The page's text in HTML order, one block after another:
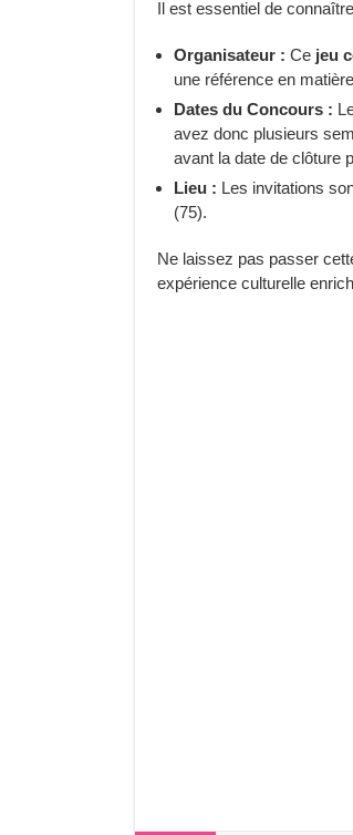
Il est essentiel de
Organisateur : Ce jeu
une référence en
Dates du Concours :
avez donc plusieurs
avant la date de clôture
Lieu : Les invitations
(75).
Ne laissez pas passer
expérience culturelle